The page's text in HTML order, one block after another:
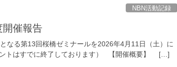
NBN活動記録
催報告
なる第13回桜橋ゼミナールを2026年4月11日（土）に
ントはすでに終了しております） 【開催概要】 […]